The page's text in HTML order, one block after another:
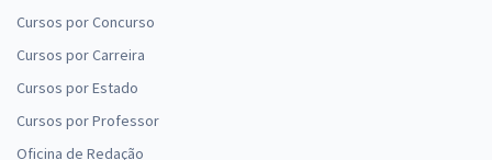
Cursos por Concurso
Cursos por Carreira
Cursos por Estado
Cursos por Professor
Oficina de Redação